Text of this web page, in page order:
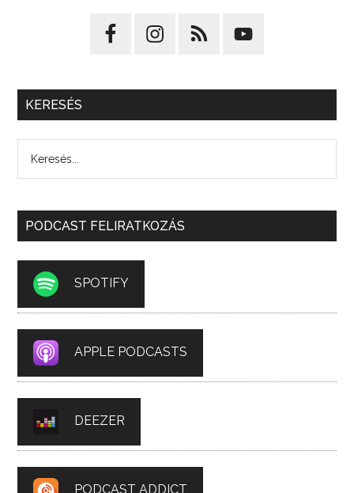
KERESÉS
PODCAST FELIRATKOZÁS
SPOTIFY
APPLE PODCASTS
DEEZER
PODCAST ADDICT